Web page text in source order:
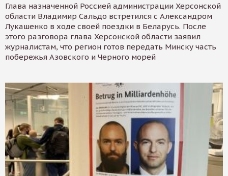
Глава назначенной Россией администрации Херсонской
области Владимир Сальдо встретился с Александром
Лукашенко в ходе своей поездки в Беларусь. После
этого разговора глава Херсонской области заявил
журналистам, что регион готов передать Минску часть
побережья Азовского и Черного морей